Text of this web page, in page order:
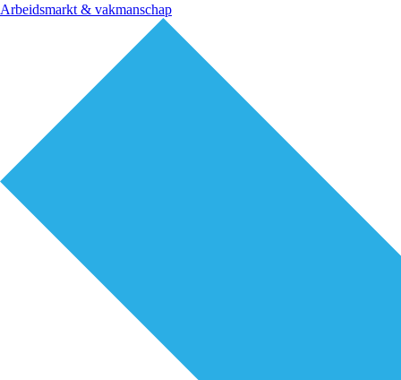
Arbeidsmarkt & vakmanschap